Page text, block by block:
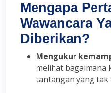
Mengapa
Wawancara
Diberikan?
Mengukur
melihat bagaimana
tantangan yang tak